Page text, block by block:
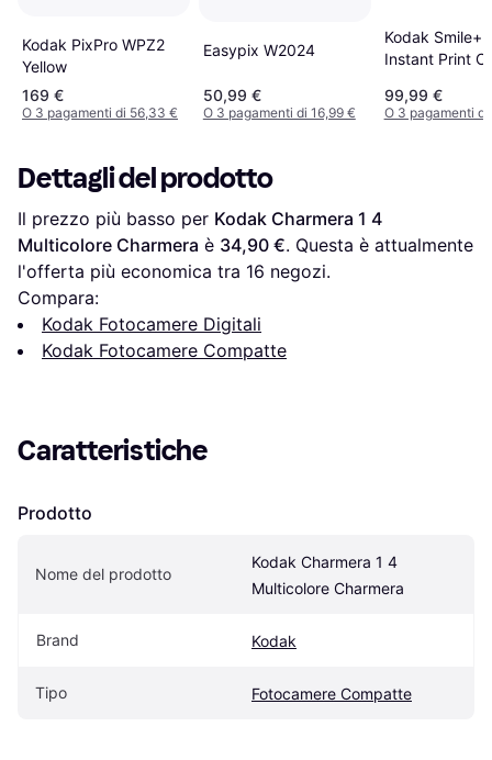
Kodak PixPro WPZ2
Yellow
169 €
O 3 pagamenti di 56,33 €
Easypix W2024
50,99 €
O 3 pagamenti di 16,99 €
Kodak Smile+
Instant Print
99,99 €
O 3 pagamenti
Dettagli del prodotto
Il prezzo più basso per Kodak Charmera 1 4
Multicolore Charmera è 34,90 €. Questa è attualmente
l'offerta più economica tra 16 negozi.
Compara:
Kodak Fotocamere Digitali
Kodak Fotocamere Compatte
Caratteristiche
Prodotto
Nome del prodotto
Kodak Charmera 1 4
Multicolore Charmera
Brand Kodak
Tipo Fotocamere Compatte